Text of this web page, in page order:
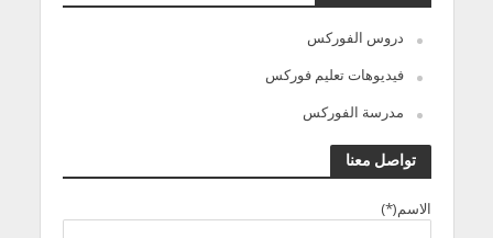
دروس الفوركس
فيديوهات تعليم فوركس
مدرسة الفوركس
تواصل معنا
الاسم(*)